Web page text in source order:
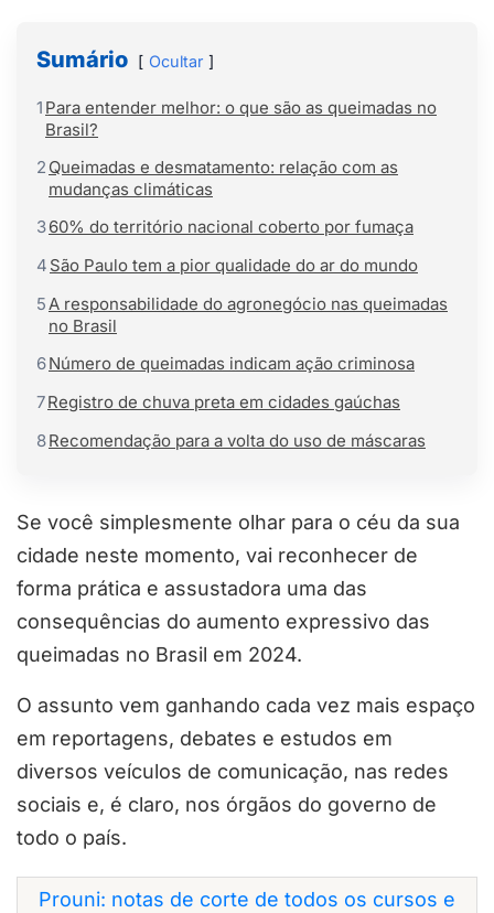
Sumário Ocultar
1 Para entender melhor: o que são as queimadas no
Brasil?
2 Queimadas e desmatamento: relação com as
mudanças climáticas
360% do território nacional coberto por fumaça
4 São Paulo tem a pior qualidade do ar do mundo
5A responsabilidade do agronegócio nas queimadas
no Brasil
6Número de queimadas indicam ação criminosa
7Registro de chuva preta em cidades gaúchas
8Recomendação para a volta do uso de máscaras
Se você simplesmente olhar para o céu da sua
cidade neste momento, vai reconhecer de
forma prática e assustadora uma das
consequências do aumento expressivo das
queimadas no Brasil em 2024.
O assunto vem ganhando cada vez mais espaço
em reportagens, debates e estudos em
diversos veículos de comunicação, nas redes
sociais e, é claro, nos órgãos do governo de
todo o país.
Prouni: notas de corte de todos os cursos e